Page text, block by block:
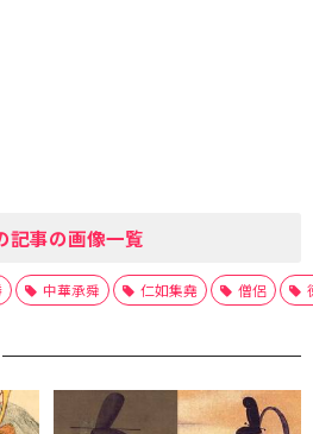
記事の画像一覧
中華承舜 仁如集堯 僧侶